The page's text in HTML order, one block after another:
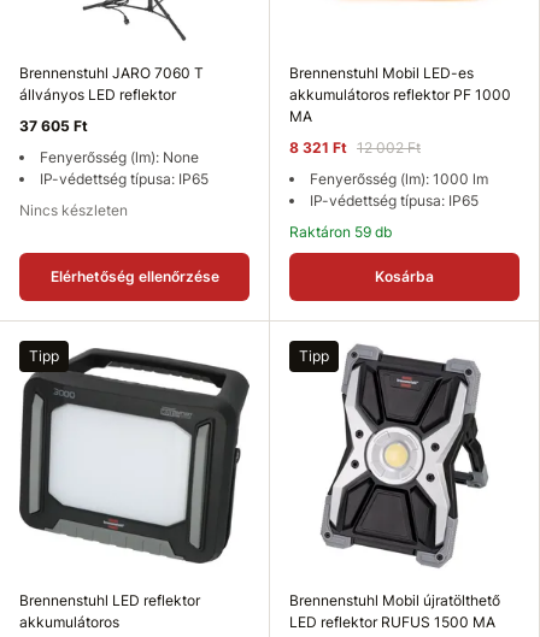
Brennenstuhl JARO 7060 T
állványos LED reflektor
37 605 Ft
Fenyerősség (lm): None
IP-védettség típusa: IP65
Nincs készleten
Elérhetőség ellenőrzése
Brennenstuhl Mobil LED-es
akkumulátoros reflektor PF 1000
MA
8 321 Ft 12 002 Ft
Fenyerősség (lm): 1000 lm
IP-védettség típusa: IP65
Raktáron 59 db
Kosárba
Tipp
Brennenstuhl LED reflektor
akkumulátoros
Tipp
Brennenstuhl Mobil újratölthető
LED reflektor RUFUS 1500 MA